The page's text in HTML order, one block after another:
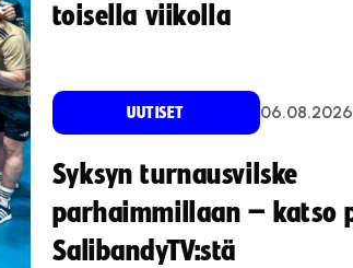
toisella viikolla
UUTISET 06.08.2026
Syksyn turnausvilske
parhaimmillaan – katso
SalibandyTV:stä